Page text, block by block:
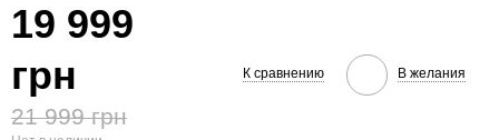
19 999
грн
21 999 грн
К сравнению В желания